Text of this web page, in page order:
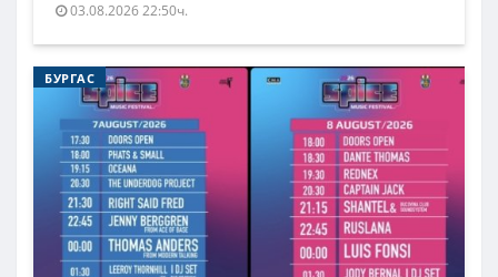
03.08.2026 22:50ч.
БУРГАС